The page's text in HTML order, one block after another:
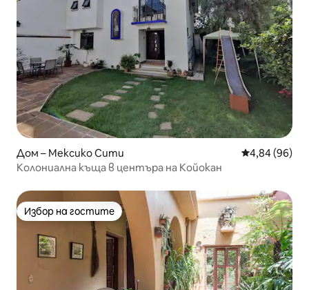
Дом – Мексико Сити Средна
4,84 (96)
Колониална къща в центъра на Койокан
Избор на гостите
Избор на гостите